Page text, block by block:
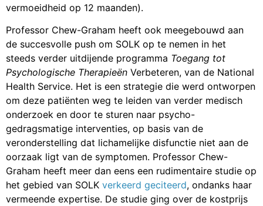
vermoeidheid op 12 maanden).
Professor Chew-Graham heeft ook meegebouwd aan
de succesvolle push om SOLK op te nemen in het
steeds verder uitdijende programma Toegang tot
Psychologische Therapieën Verbeteren, van de National
Health Service. Het is een strategie die werd ontworpen
om deze patiënten weg te leiden van verder medisch
onderzoek en door te sturen naar psycho-
gedragsmatige interventies, op basis van de
veronderstelling dat lichamelijke disfunctie niet aan de
oorzaak ligt van de symptomen. Professor Chew-
Graham heeft meer dan eens een rudimentaire studie op
het gebied van SOLK verkeerd geciteerd, ondanks haar
vermeende expertise. De studie ging over de kostprijs